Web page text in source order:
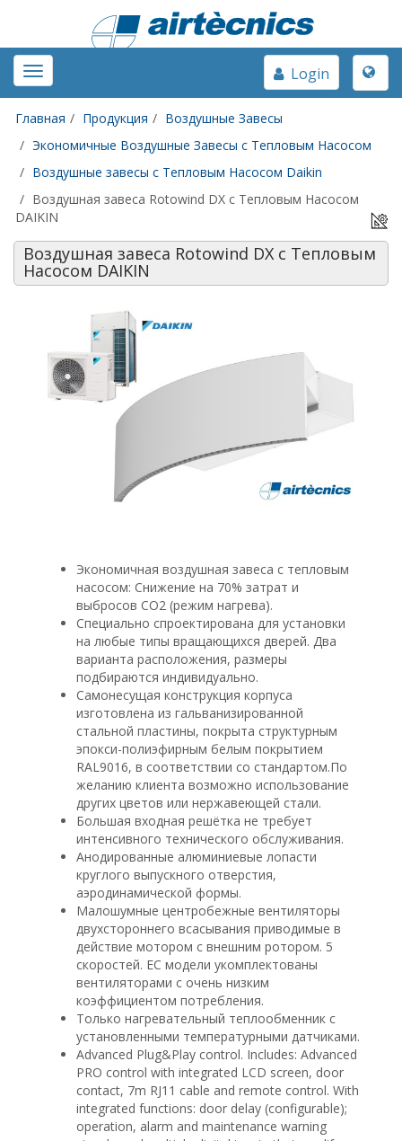
Toggle
navigation
Toggle
Login
Главная Продукция
Воздушные Завесы
Экономичные Воздушные Завесы с Тепловым Насосом
Воздушные завесы с Тепловым Насосом Daikin
Воздушная завеса Rotowind DX с Тепловым Насосом
DAIKIN
Воздушная завеса Rotowind DX с Тепловым
Насосом DAIKIN
Экономичная воздушная завеса с тепловым
насосом: Снижение на 70% затрат и
выбросов CO2 (режим нагрева).
Специально спроектирована для установки
на любые типы вращающихся дверей. Два
варианта расположения, размеры
подбираются индивидуально.
Самонесущая конструкция корпуса
изготовлена из гальванизированной
стальной пластины, покрыта структурным
эпокси-полиэфирным белым покрытием
RAL9016, в соответствии со стандартом.По
желанию клиента возможно использование
других цветов или нержавеющей стали.
Большая входная решётка не требует
интенсивного технического обслуживания.
Анодированные алюминиевые лопасти
круглого выпускного отверстия,
аэродинамической формы.
Малошумные центробежные вентиляторы
двухстороннего всасывания приводимые в
действие мотором с внешним ротором. 5
скоростей. EC модели укомплектованы
вентиляторами с очень низким
коэффициентом потребления.
Только нагревательный теплообменник с
установленными температурными датчиками.
Advanced Plug&Play control. Includes: Advanced
PRO control with integrated LCD screen, door
contact, 7m RJ11 cable and remote control. With
integrated functions: door delay (configurable);
operation, alarm and maintenance warning